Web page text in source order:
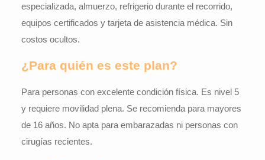
especializada, almuerzo, refrigerio durante el recorrido,
equipos certificados y tarjeta de asistencia médica. Sin
costos ocultos.
¿Para quién es este plan?
Para personas con excelente condición física. Es nivel 5
y requiere movilidad plena. Se recomienda para mayores
de 16 años. No apta para embarazadas ni personas con
cirugías recientes.